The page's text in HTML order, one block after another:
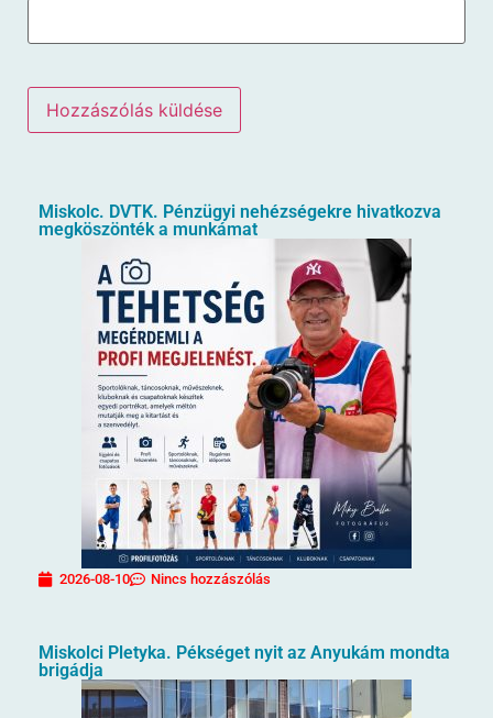
Miskolc. DVTK. Pénzügyi nehézségekre hivatkozva
megköszönték a munkámat
2026-08-10 Nincs hozzászólás
Miskolci Pletyka. Pékséget nyit az Anyukám mondta
brigádja